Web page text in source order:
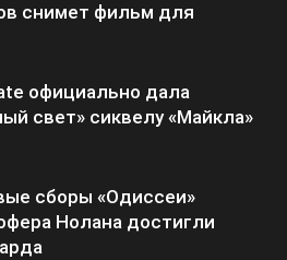
снимет фильм для
официально дала
свет» сиквелу «Майкла»
сборы «Одиссеи»
Нолана достигли